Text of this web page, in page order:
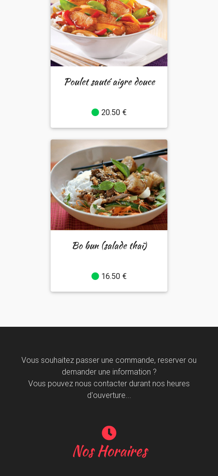
Poulet sauté aigre douce
20.50 €
Bo bun (salade thaï)
16.50 €
Vous souhaitez passer une commande, reserver ou
demander une information ?
Vous pouvez nous contacter durant nos heures
d'ouverture...
Nos Horaires